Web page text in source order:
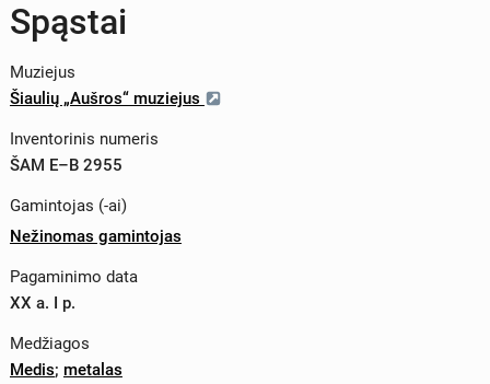
Spąstai
Muziejus
Šiaulių „Aušros“ muziejus
Inventorinis numeris
ŠAM E–B 2955
Gamintojas (-ai)
Nežinomas gamintojas
Pagaminimo data
XX a. I p.
Medžiagos
Medis; metalas